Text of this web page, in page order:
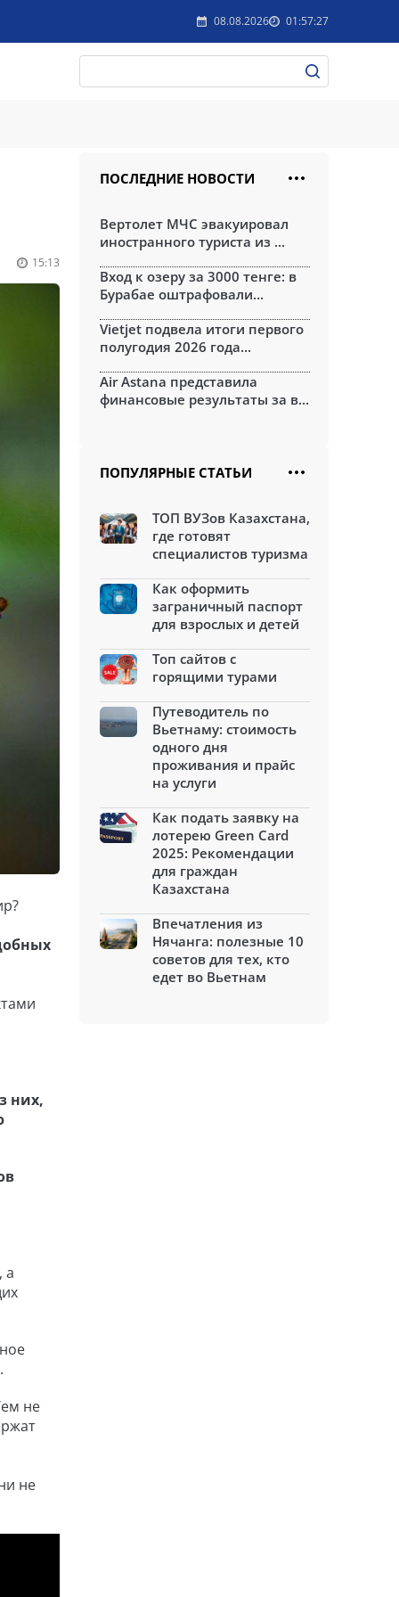
08.08.2026 01:57:27
15:13
них,
а
не
не
ПОСЛЕДНИЕ НОВОСТИ
Вертолет МЧС эвакуировал
иностранного туриста из ...
Вход к озеру за 3000 тенге: в
Бурабае оштрафовали...
Vietjet подвела итоги первого
полугодия 2026 года...
Air Astana представила
финансовые результаты за в...
ПОПУЛЯРНЫЕ СТАТЬИ
ТОП ВУЗов Казахстана,
где готовят
специалистов туризма
Как оформить
заграничный паспорт
для взрослых и детей
Топ сайтов с
горящими турами
Путеводитель по
Вьетнаму: стоимость
одного дня
проживания и прайс
на услуги
Как подать заявку на
лотерею Green Card
2025: Рекомендации
для граждан
Казахстана
Впечатления из
Нячанга: полезные 10
советов для тех, кто
едет во Вьетнам